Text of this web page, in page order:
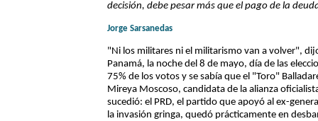
decisión, debe pesar más que el pago de la
Jorge Sarsanedas
"Ni los militares ni el militarismo van a volver",
Panamá, la noche del 8 de mayo, día de las
75% de los votos y se sabía que el "Toro"
Mireya Moscoso, candidata de la alianza
sucedió: el PRD, el partido que apoyó al ex-
la invasión gringa, quedó prácticamente en